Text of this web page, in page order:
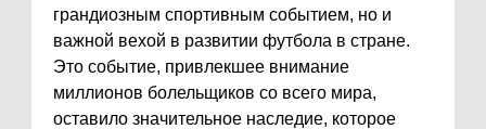
грандиозным спортивным событием, но и
важной вехой в развитии футбола в стране.
Это событие, привлекшее внимание
миллионов болельщиков со всего мира,
оставило значительное наследие, которое